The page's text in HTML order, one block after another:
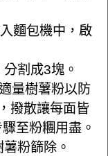
麵包機中，啟
割成3塊。
量樹薯粉以防
撥散讓每面皆
至粉糰用盡。
粉篩除。